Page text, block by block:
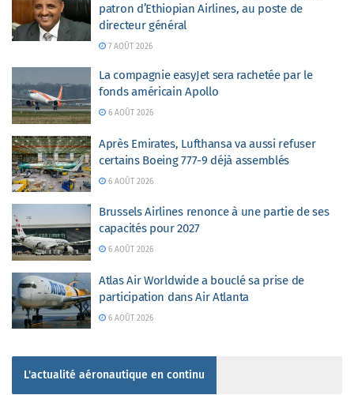
patron d’Ethiopian Airlines, au poste de
directeur général
7 AOÛT 2026
La compagnie easyJet sera rachetée par le
fonds américain Apollo
6 AOÛT 2026
Après Emirates, Lufthansa va aussi refuser
certains Boeing 777-9 déjà assemblés
6 AOÛT 2026
Brussels Airlines renonce à une partie de ses
capacités pour 2027
6 AOÛT 2026
Atlas Air Worldwide a bouclé sa prise de
participation dans Air Atlanta
6 AOÛT 2026
L'actualité aéronautique en continu